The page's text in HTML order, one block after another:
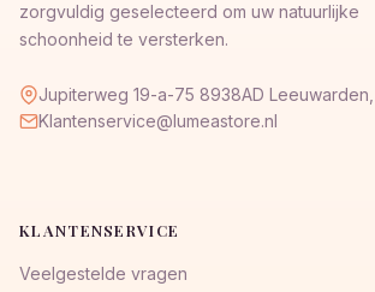
zorgvuldig geselecteerd om uw natuurlijke
schoonheid te versterken.
Jupiterweg 19-a-75 8938AD Leeuwarden,
Klantenservice@lumeastore.nl
KLANTENSERVICE
Veelgestelde vragen